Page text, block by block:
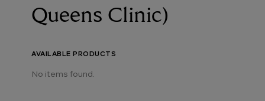
Queens Clinic)
AVAILABLE PRODUCTS
No items found.